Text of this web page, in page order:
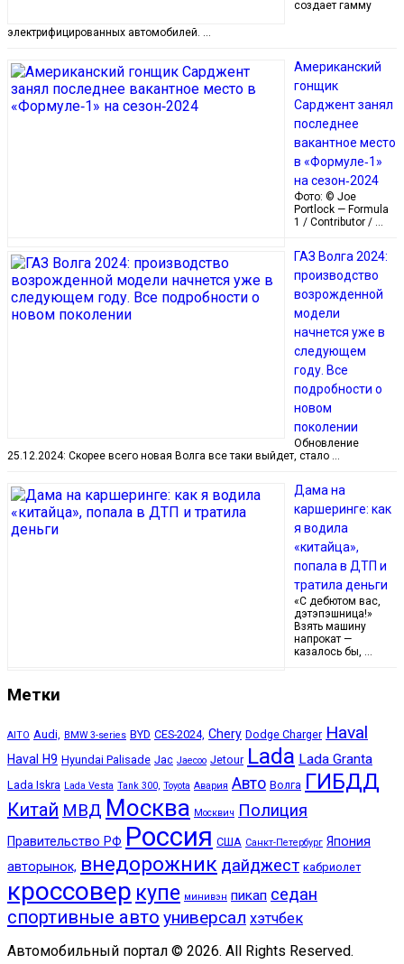
создает гамму
электрифицированных автомобилей. …
Американский
гонщик
Сарджент занял
последнее
вакантное место
в «Формуле‑1»
на сезон‑2024
Фото: © Joe
Portlock — Formula
1 / Contributor / …
ГАЗ Волга 2024:
производство
возрожденной
модели
начнется уже в
следующем
году. Все
подробности о
новом
поколении
Обновление
25.12.2024: Скорее всего новая Волга все таки выйдет, стало …
Дама на
каршеринге: как
я водила
«китайца»,
попала в ДТП и
тратила деньги
«С дебютом вас,
дэтэпэшница!»
Взять машину
напрокат —
казалось бы, …
Метки
AITO Audi, BMW 3-series BYD CES-2024, Chery Dodge Charger Haval
Haval H9 Hyundai Palisade Jac Jaecoo Jetour Lada Lada Granta
Lada Iskra Lada Vesta Tank 300, Toyota Авария Авто Волга ГИБДД
Китай МВД Москва Москвич Полиция
Правительство РФ Россия США Санкт-Петербург Япония
авторынок, внедорожник дайджест кабриолет
кроссовер купе минивэн пикап седан
спортивные авто универсал хэтчбек
Автомобильный портал © 2026. All Rights Reserved.